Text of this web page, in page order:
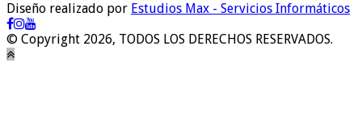
Diseño realizado por Estudios Max - Servicios Informáticos
© Copyright 2026, TODOS LOS DERECHOS RESERVADOS.